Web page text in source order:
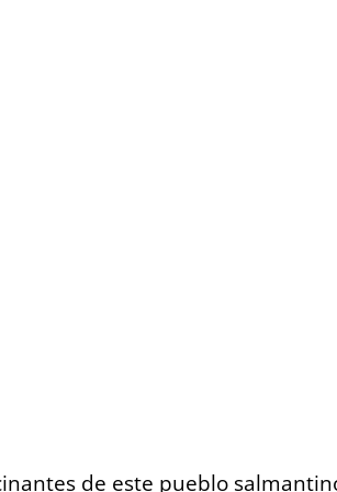
de este pueblo